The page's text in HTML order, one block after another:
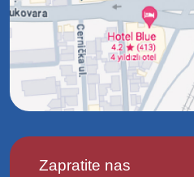
Zapratite nas